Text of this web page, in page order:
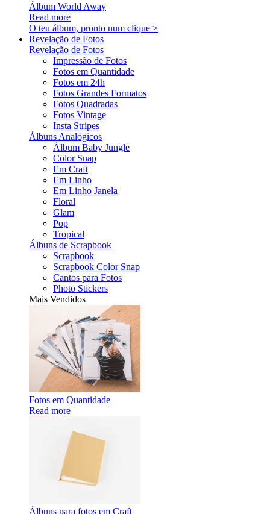
Álbum World Away
Read more
O teu álbum, pronto num clique >
Revelação de Fotos
Revelação de Fotos
Impressão de Fotos
Fotos em Quantidade
Fotos em 24h
Fotos Grandes Formatos
Fotos Quadradas
Fotos Vintage
Insta Stripes
Álbuns Analógicos
Álbum Baby Jungle
Color Snap
Em Craft
Em Linho
Em Linho Janela
Floral
Glam
Pop
Tropical
Álbuns de Scrapbook
Scrapbook
Scrapbook Color Snap
Cantos para Fotos
Photo Stickers
Mais Vendidos
Fotos em Quantidade
Read more
Álbuns para fotos em Craft